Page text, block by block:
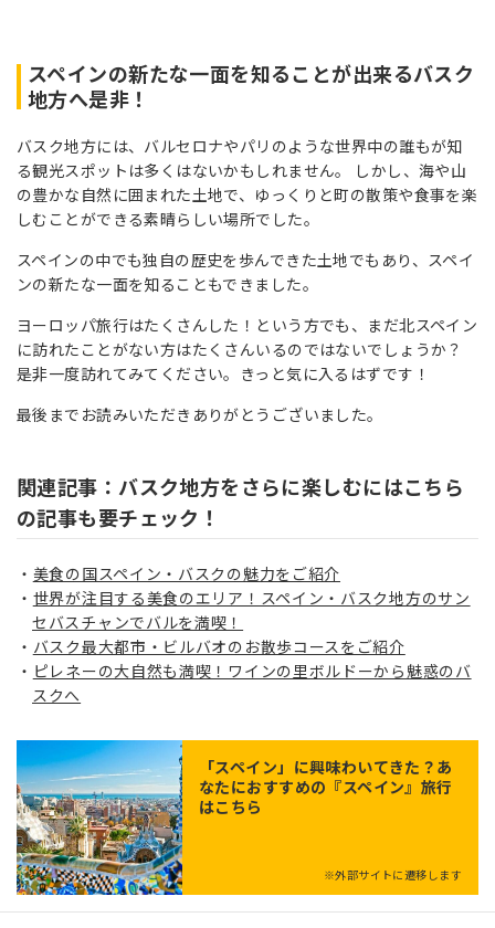
スペインの新たな一面を知ることが出来るバスク
地方へ是非！
バスク地方には、バルセロナやパリのような世界中の誰もが知
る観光スポットは多くはないかもしれません。 しかし、海や山
の豊かな自然に囲まれた土地で、ゆっくりと町の散策や食事を楽
しむことができる素晴らしい場所でした。
スペインの中でも独自の歴史を歩んできた土地でもあり、スペイ
ンの新たな一面を知ることもできました。
ヨーロッパ旅行はたくさんした！という方でも、まだ北スペイン
に訪れたことがない方はたくさんいるのではないでしょうか？
是非一度訪れてみてください。きっと気に入るはずです！
最後までお読みいただきありがとうございました。
関連記事：バスク地方をさらに楽しむにはこちら
の記事も要チェック！
美食の国スペイン・バスクの魅力をご紹介
世界が注目する美食のエリア！スペイン・バスク地方のサン
セバスチャンでバルを満喫！
バスク最大都市・ビルバオのお散歩コースをご紹介
ピレネーの大自然も満喫！ワインの里ボルドーから魅惑のバ
スクへ
「スペイン」に興味わいてきた？あ
なたにおすすめの『スペイン』旅行
はこちら
※外部サイトに遷移します